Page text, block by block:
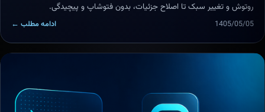
روتوش و تغییر سبک تا اصلاح جزئیات، بدون فتوشاپ و پیچیدگی.
1405/05/05 ادامه مطلب ←